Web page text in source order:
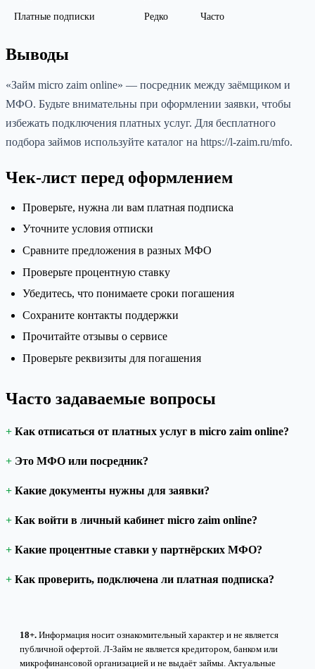
Платные подписки Редко Часто
Выводы
«Займ micro zaim online» — посредник между заёмщиком и
МФО. Будьте внимательны при оформлении заявки, чтобы
избежать подключения платных услуг. Для бесплатного
подбора займов используйте каталог на https://l-zaim.ru/mfo.
Чек-лист перед оформлением
Проверьте, нужна ли вам платная подписка
Уточните условия отписки
Сравните предложения в разных МФО
Проверьте процентную ставку
Убедитесь, что понимаете сроки погашения
Сохраните контакты поддержки
Прочитайте отзывы о сервисе
Проверьте реквизиты для погашения
Часто задаваемые вопросы
Как отписаться от платных услуг в micro zaim online?
Это МФО или посредник?
Какие документы нужны для заявки?
Как войти в личный кабинет micro zaim online?
Какие процентные ставки у партнёрских МФО?
Как проверить, подключена ли платная подписка?
18+. Информация носит ознакомительный характер и не является
публичной офертой. Л-Займ не является кредитором, банком или
микрофинансовой организацией и не выдаёт займы. Актуальные